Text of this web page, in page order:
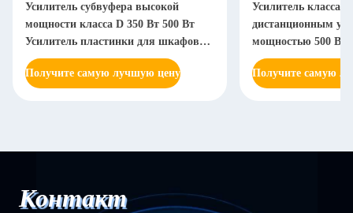
Усилитель субвуфера высокой
мощности класса D 350 Вт 500 Вт
Усилитель пластинки для шкафов
субвуфера для диджеев
Получите самую лучшую цену
Усилитель класса D
дистанционным
мощностью 500 Вт
Получите самую
Контакт